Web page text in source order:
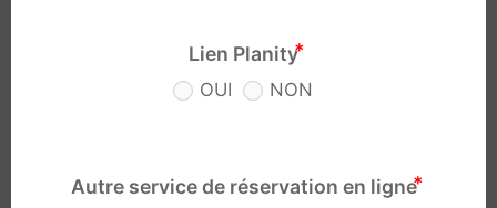
Lien Planity
OUI NON
Autre service de réservation en ligne